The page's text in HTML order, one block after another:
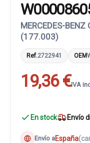
MERCEDES-
(177.003)
Ref.2722941 OEM
19,36 €IVA
En stock Envío
Envío aEspaña